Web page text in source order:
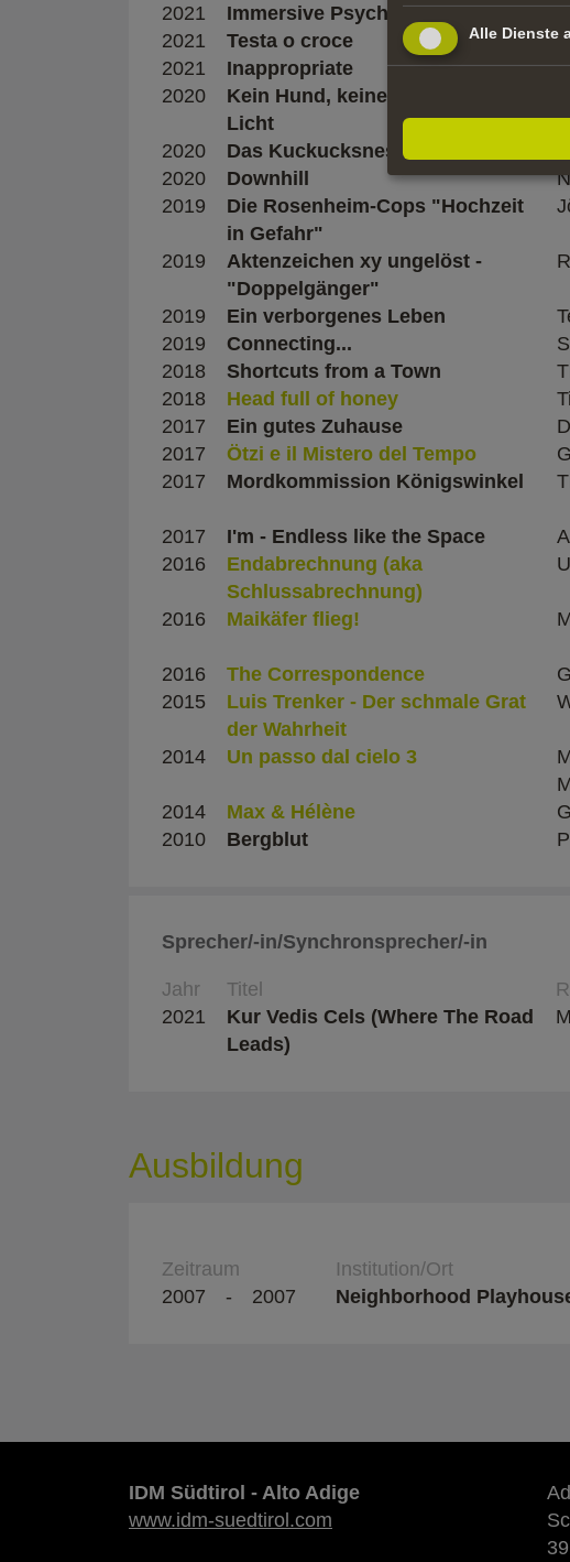
2021
Immersive Psychology
2021
Testa o croce
2021
Inappropriate
2020
Kein Hund, keine Kamera, kein
Licht
2020 Das Kuckucksnest
2020
Downhill
2019
Die Rosenheim-Cops "Hochzeit
in Gefahr"
2019
Aktenzeichen xy ungelöst -
"Doppelgänger"
2019 Ein verborgenes Leben
2019
Connecting...
2018
Shortcuts from a Town
2018
Head full of honey
2017
Ein gutes Zuhause
2017
Ötzi e il Mistero del Tempo
2017
Mordkommission Königswinkel
2017 I'm - Endless like the Space
2016
Endabrechnung (aka
Schlussabrechnung)
2016 Maikäfer flieg!
2016 The Correspondence
2015
Luis Trenker - Der schmale Grat
der Wahrheit
2014 Un passo dal cielo 3
2014 Max & Hélène
2010
Bergblut
Sprecher/-in/Synchronsprecher/-in
Jahr Titel
2021
Kur Vedis Cels (Where The Road
Leads)
Ausbildung
Zeitraum
Institution/Ort
2007
- 2007 Neighborhood
IDM Südtirol - Alto Adige
www.idm-suedtirol.com
Alle Dienste